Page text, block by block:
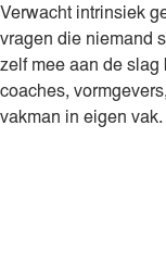
Verwacht intrinsiek
vragen die niemand
zelf mee aan de slag
coaches,
vakman in eigen